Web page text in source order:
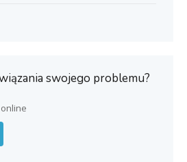
swojego problemu?